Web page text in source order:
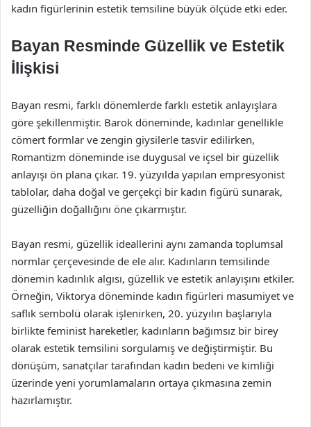
kadın figürlerinin estetik temsiline büyük ölçüde etki eder.
Bayan Resminde Güzellik ve Estetik
İlişkisi
Bayan resmi, farklı dönemlerde farklı estetik anlayışlara
göre şekillenmiştir. Barok döneminde, kadınlar genellikle
cömert formlar ve zengin giysilerle tasvir edilirken,
Romantizm döneminde ise duygusal ve içsel bir güzellik
anlayışı ön plana çıkar. 19. yüzyılda yapılan empresyonist
tablolar, daha doğal ve gerçekçi bir kadın figürü sunarak,
güzelliğin doğallığını öne çıkarmıştır.
Bayan resmi, güzellik ideallerini aynı zamanda toplumsal
normlar çerçevesinde de ele alır. Kadınların temsilinde
dönemin kadınlık algısı, güzellik ve estetik anlayışını etkiler.
Örneğin, Viktorya döneminde kadın figürleri masumiyet ve
saflık sembolü olarak işlenirken, 20. yüzyılın başlarıyla
birlikte feminist hareketler, kadınların bağımsız bir birey
olarak estetik temsilini sorgulamış ve değiştirmiştir. Bu
dönüşüm, sanatçılar tarafından kadın bedeni ve kimliği
üzerinde yeni yorumlamaların ortaya çıkmasına zemin
hazırlamıştır.